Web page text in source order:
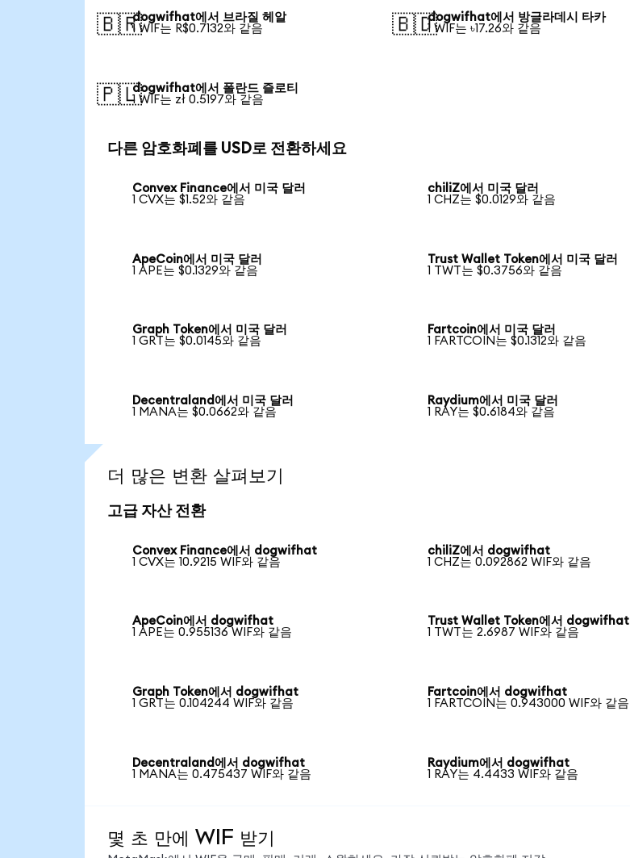
🇧🇷dogwifhat에서 브라질 헤알
1 WIF는 R$0.7132와 같음
🇧🇩dogwifhat에서 방글라데시 타카
1 WIF는 ৳17.26와 같음
🇵🇱dogwifhat에서 폴란드 즐로티
1 WIF는 zł 0.5197와 같음
다른 암호화폐를 USD로 전환하세요
Convex Finance에서 미국 달러
1 CVX는 $1.52와 같음
chiliZ에서 미국 달러
1 CHZ는 $0.0129와 같음
ApeCoin에서 미국 달러
1 APE는 $0.1329와 같음
Trust Wallet Token에서 미국 달러
1 TWT는 $0.3756와 같음
Graph Token에서 미국 달러
1 GRT는 $0.0145와 같음
Fartcoin에서 미국 달러
1 FARTCOIN는 $0.1312와 같음
Decentraland에서 미국 달러
1 MANA는 $0.0662와 같음
Raydium에서 미국 달러
1 RAY는 $0.6184와 같음
더 많은 변환 살펴보기
고급 자산 전환
Convex Finance에서 dogwifhat
1 CVX는 10.9215 WIF와 같음
chiliZ에서 dogwifhat
1 CHZ는 0.092862 WIF와 같음
ApeCoin에서 dogwifhat
1 APE는 0.955136 WIF와 같음
Trust Wallet Token에서 dogwifhat
1 TWT는 2.6987 WIF와 같음
Graph Token에서 dogwifhat
1 GRT는 0.104244 WIF와 같음
Fartcoin에서 dogwifhat
1 FARTCOIN는 0.943000 WIF와 같음
Decentraland에서 dogwifhat
1 MANA는 0.475437 WIF와 같음
Raydium에서 dogwifhat
1 RAY는 4.4433 WIF와 같음
몇 초 만에 WIF 받기